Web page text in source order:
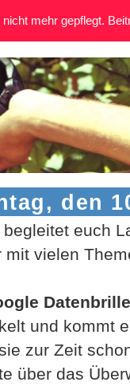
den
euch
mit vielen
Datenbrille
und kommt
zur Zeit
über das
mehr gepflegt.